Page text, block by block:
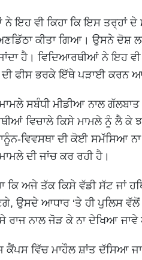
ਇਹ ਵੀ ਕਿਹਾ ਕਿ ਇਸ ਤਰ੍ਹਾਂ
ਕੀਤਾ ਗਿਆ। ਉਸਨੇ
ਹੈ। ਵਿਦਿਆਰਥੀਆਂ ਨੇ ਇਹ
ਦੀ ਫੀਸ ਭਰਕੇ ਇੱਥੇ ਪੜਾਈ ਕਰਨ
ਸਬੰਧੀ ਮੀਡੀਆ ਨਾਲ ਗੱਲਬਾਤ
ਵਿਚਾਲੇ ਕਿਸੇ ਮਾਮਲੇ ਨੂੰ ਲੈ ਕੇ
ਵਿਵਸਥਾ ਦੀ ਕੋਈ ਸਮੱਸਿਆ
ਦੀ ਜਾਂਚ ਕਰ ਰਹੀ ਹੈ।
ਕਿ ਅਜੇ ਤੱਕ ਕਿਸੇ ਵੱਡੀ ਸੱਟ ਜਾਂ
ਉਸਦੇ ਆਧਾਰ ‘ਤੇ ਹੀ ਪੁਲਿਸ ਵੱਲੋਂ
ਰਾਜ ਨਾਲ ਜੋੜ ਕੇ ਨਾ ਦੇਖਿਆ
ਕੈਂਪਸ ਵਿੱਚ ਮਾਹੌਲ ਸ਼ਾਂਤ ਦੱਸਿਆ